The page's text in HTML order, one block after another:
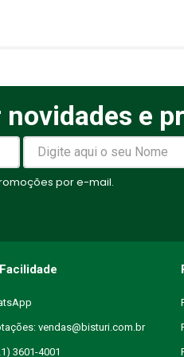
e
por e-mail.
vendas@bisturi.com.br
3601-4001